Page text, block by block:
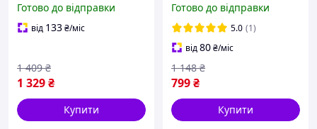
Готово до відправки
від 133₴/міс
1 329₴
1 409 ₴
Купити
Готово до відправки
5.0 (1)
від80₴/міс
799₴
1 148 ₴
Купити